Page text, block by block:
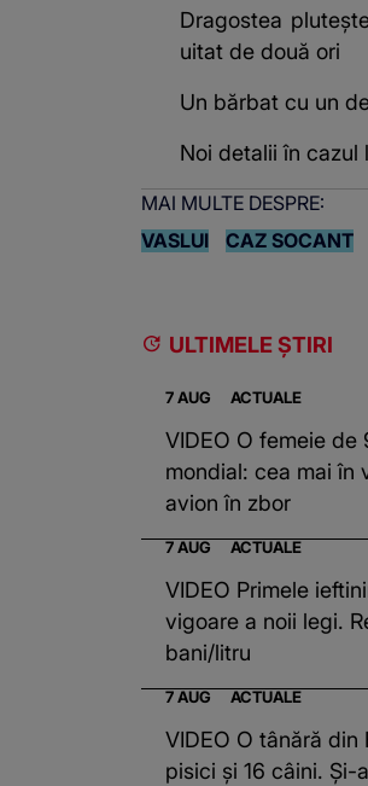
Dragostea
uitat de două ori
Un bărbat cu un
Noi detalii în
MAI MULTE DESPRE:
VASLUI
CAZ SOCANT
ULTIMELE ȘTIRI
7 AUG ACTUALE
VIDEO O femeie
mondial: cea mai în
avion în zbor
7 AUG ACTUALE
VIDEO Primele
vigoare a noii legi.
bani/litru
7 AUG ACTUALE
VIDEO O tânără
pisici și 16 câini.